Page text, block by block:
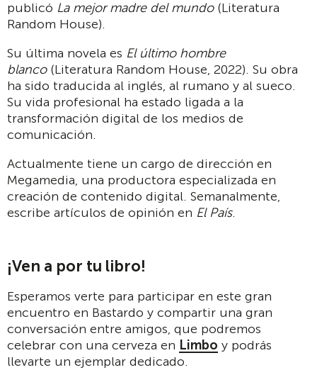
publicó La mejor madre del mundo(Literatura
Random House).
Su última novela es El último hombre
blanco(Literatura Random House, 2022). Su obra
ha sido traducida al inglés, al rumano y al sueco.
Su vida profesional ha estado ligada a la
transformación digital de los medios de
comunicación.
Actualmente tiene un cargo de dirección en
Megamedia, una productora especializada en
creación de contenido digital. Semanalmente,
escribe artículos de opinión en El País.
¡Ven a por tu libro!
Esperamos verte para participar en este gran
encuentro en Bastardo y compartir una gran
conversación entre amigos, que podremos
celebrar con una cerveza en Limbo y podrás
llevarte un ejemplar dedicado.